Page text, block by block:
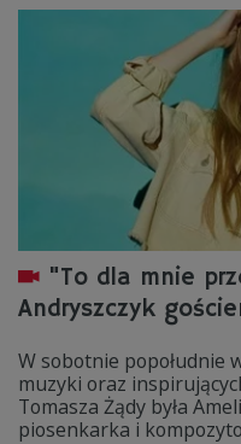
"To dla mnie
Andryszczyk
W sobotnie popołudnie
muzyki oraz
Tomasza Żądy była
piosenkarka i